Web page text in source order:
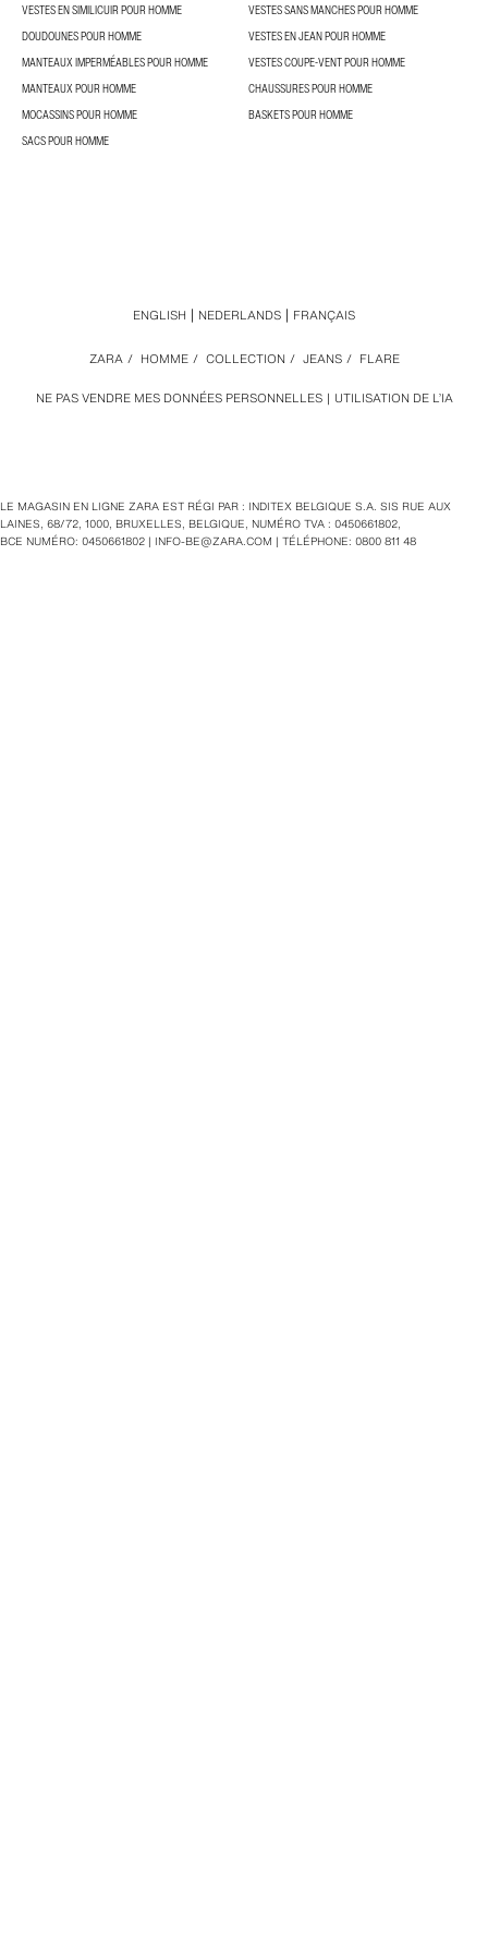
VESTES EN SIMILICUIR POUR HOMME
VESTES SANS MANCHES POUR HOMME
DOUDOUNES POUR HOMME
VESTES EN JEAN POUR HOMME
MANTEAUX IMPERMÉABLES POUR HOMME
VESTES COUPE-VENT POUR HOMME
MANTEAUX POUR HOMME
CHAUSSURES POUR HOMME
MOCASSINS POUR HOMME
BASKETS POUR HOMME
SACS POUR HOMME
NE PAS VENDRE MES DONNÉES PERSONNELLES UTILISATION DE L’IA
ZARA / HOMME / COLLECTION / JEANS / FLARE
ENGLISH NEDERLANDS FRANÇAIS
LE MAGASIN EN LIGNE ZARA EST RÉGI PAR : INDITEX BELGIQUE S.A. SIS RUE AUX
LAINES, 68/72, 1000, BRUXELLES, BELGIQUE, NUMÉRO TVA : 0450661802,
BCE NUMÉRO: 0450661802 | INFO-BE@ZARA.COM | TÉLÉPHONE: 0800 811 48